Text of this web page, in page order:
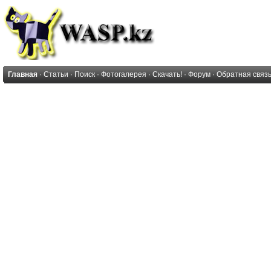
Главная · Статьи · Поиск · Фотогалерея · Скачать! · Форум · Обратная связь